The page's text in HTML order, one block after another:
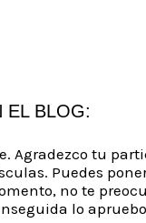
EL BLOG:
Agradezco tu
Puedes
no te
lo